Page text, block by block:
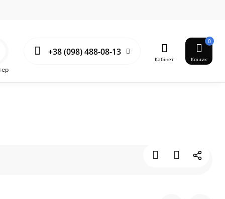
+38 (098) 488-08-13
Кабінет
0
Кошик